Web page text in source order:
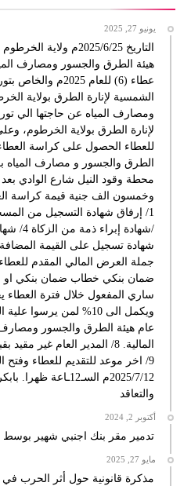
يونيو 27, 2025
التاريخ 2025/6/25م
هيئة الطرق والجسور ومصارف
عطاء (6) للعام
الشمسية لإنارة الطرق بولاية
ومصارف المياه عن حاجتها الي
لإنارة الطرق بولاية الخرطوم،
للعطاء الحصول على كراسة العطاء
وخمسون الف جنية قيمة كراسة
جملة العرض المالي المقدم
ضمان بنكي خطاب ضمان بنكي او
ساري المفعول خلال فترة العطاء
ويكمل الى 10% لمن
المالية. 8/ المدير العام غير
9/ اخر موعد للتقديم للعطاء
2025/7/12م
والتعاقد
أكتوبر 2, 2024
تدمير مقر بنك اجنبي شهير بوسط
مايو 27, 2025
مذكرة قانونية حول أثر الحرب في